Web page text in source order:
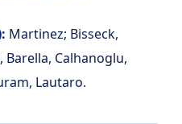
Martinez; Bisseck,
Calhanoglu,
Lautaro.